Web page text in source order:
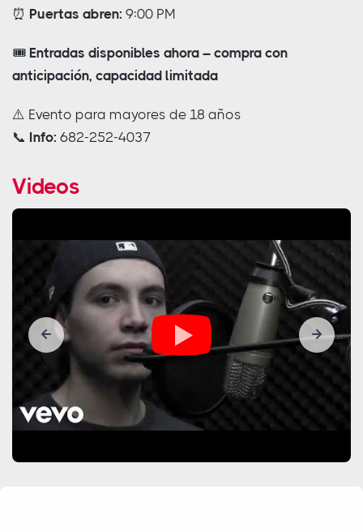
⏰ Puertas abren: 9:00 PM
🎟️ Entradas disponibles ahora – compra con
anticipación, capacidad limitada
⚠️ Evento para mayores de 18 años
📞 Info: 682-252-4037
Videos